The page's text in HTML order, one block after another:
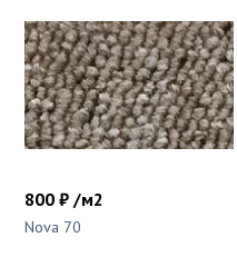
800 ₽ /м2
Nova 70